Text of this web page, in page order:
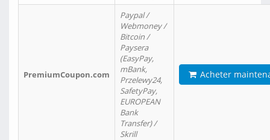
PremiumCoupon.com
Paypal /
Webmoney /
Bitcoin /
Paysera
(EasyPay,
mBank,
Przelewy24,
SafetyPay,
EUROPEAN
Bank
Transfer) /
Skrill
Acheter